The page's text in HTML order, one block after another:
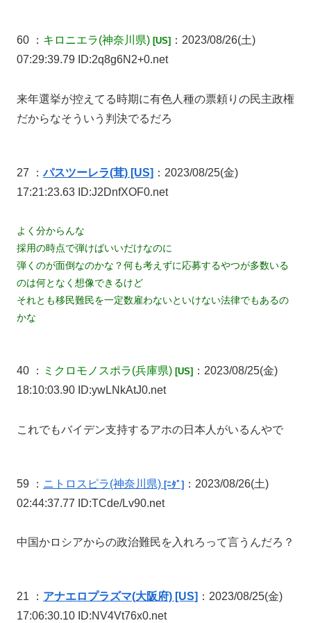
60 ： キロニエラ(神奈川県) [US] ：2023/08/26(土)
07:29:39.79 ID:2q8g6N2+0.net
来年選挙が控えてる時期に有色人種の票頼りの民主政権
だからなそういう判決でるだろ
27 ：パスツーレラ(茸) [US] ：2023/08/25(金)
17:21:23.63 ID:J2DnfXOF0.net
よく分からんな
採用の時点で弾けばいいだけなのに
弾くのが面倒なのかな？何も考えずに応募するやつが多数いる
のは何となく想像できるけど
それとも移民難民を一定数雇わないといけない法律でもあるの
かな
40 ： ミクロモノスポラ(兵庫県) [US] ：2023/08/25(金)
18:10:03.90 ID:ywLNkAtJ0.net
これでもバイデン支持するアホの日本人がいるんやで
59 ： ニトロスピラ(神奈川県) [ﾆﾀﾞ] ：2023/08/26(土)
02:44:37.77 ID:TCde/Lv90.net
中国かロシアからの政治難民を入れろって言うんだろ？
21 ： アナエロプラズマ(大阪府) [US] ：2023/08/25(金)
17:06:30.10 ID:NV4Vt76x0.net